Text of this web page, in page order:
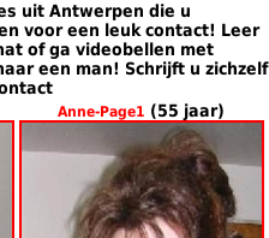
uit Antwerpen die u
voor een leuk contact! Leer
of ga videobellen met
een man! Schrijft u zichzelf
Anne-Page1 (55 jaar)